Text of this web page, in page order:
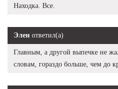
Находка. Все.
Элен ответил(а)
Главным, а другой выпечке не
словам, гораздо больше, чем до